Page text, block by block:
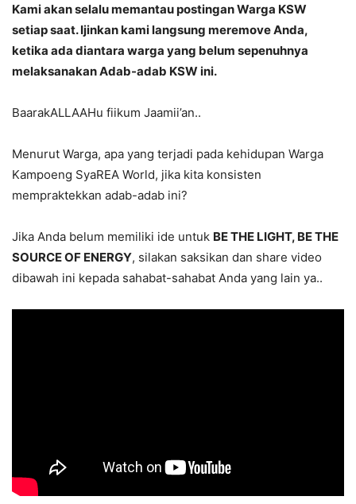
Kami akan selalu memantau postingan Warga KSW
setiap saat. Ijinkan kami langsung meremove Anda,
ketika ada diantara warga yang belum sepenuhnya
melaksanakan Adab-adab KSW ini.
BaarakALLAAHu fiikum Jaamii’an..
Menurut Warga, apa yang terjadi pada kehidupan Warga
Kampoeng SyaREA World, jika kita konsisten
mempraktekkan adab-adab ini?
Jika Anda belum memiliki ide untuk BE THE LIGHT, BE THE
SOURCE OF ENERGY, silakan saksikan dan share video
dibawah ini kepada sahabat-sahabat Anda yang lain ya..